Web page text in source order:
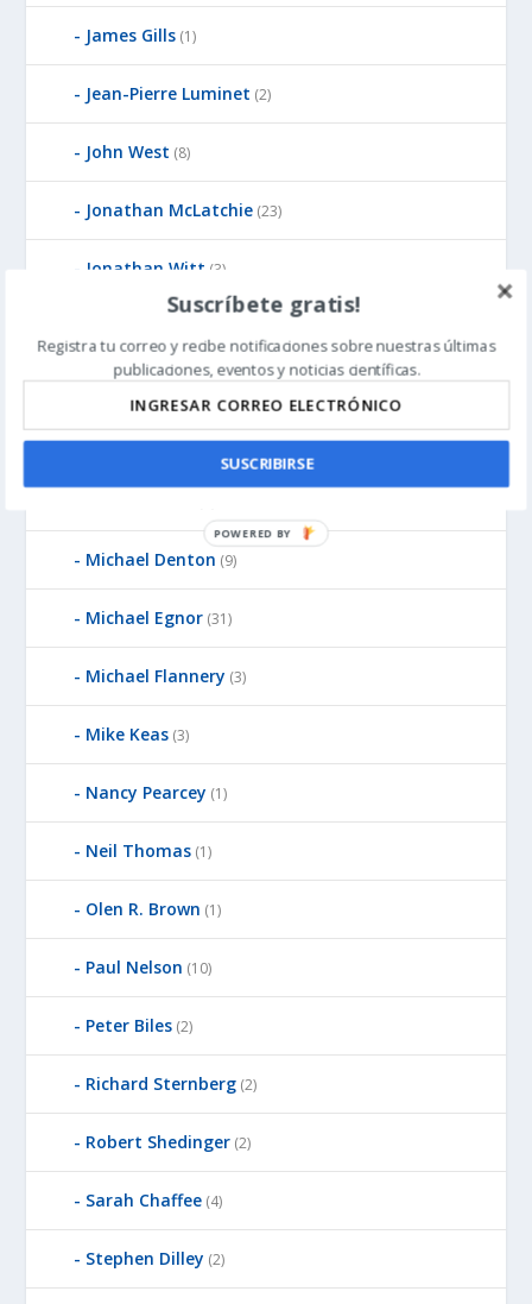
James Gills (1)
Jean-Pierre Luminet (2)
John West (8)
Jonathan McLatchie (23)
Jonathan Witt (3)
Kirk Durston(6)
Larry Sanger(1)
Michael Denton (9)
Michael Egnor (31)
Michael Flannery (3)
Mike Keas (3)
Nancy Pearcey (1)
Neil Thomas (1)
Olen R. Brown (1)
Paul Nelson (10)
Peter Biles (2)
Richard Sternberg (2)
Robert Shedinger (2)
Sarah Chaffee (4)
Stephen Dilley (2)
Suscríbete gratis!
Registra tu correo y recibe notificaciones sobre nuestras últimas
publicaciones, eventos y noticias científicas.
SUSCRIBIRSE
POWERED BY